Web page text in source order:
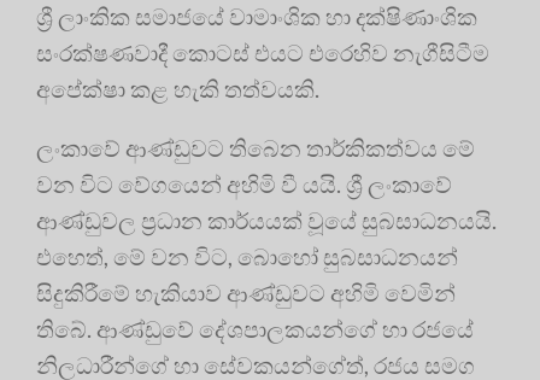
ශ්‍රී ලාංකික සමාජයේ වාමාංශික හා දක්ෂිණාංශික
සංරක්ෂණවාදී කොටස් එයට එරෙහිව නැගීසිටීම
අපේක්ෂා කළ හැකි තත්වයකි.
ලංකාවේ ආණ්ඩුවට තිබෙන තාර්කිකත්වය මේ
වන විට වේගයෙන් අහිමි වී යයි. ශ්‍රී ලංකාවේ
ආණ්ඩුවල ප්‍රධාන කාර්යයක් වූයේ සුබසාධනයයි.
එහෙත්, මේ වන විට, බොහෝ සුබසාධනයන්
සිදුකිරීමේ හැකියාව ආණ්ඩුවට අහිමි වෙමින්
තිබේ. ආණ්ඩුවේ දේශපාලකයන්ගේ හා රජයේ
නිලධාරීන්ගේ හා සේවකයන්ගේත්, රජය සමග